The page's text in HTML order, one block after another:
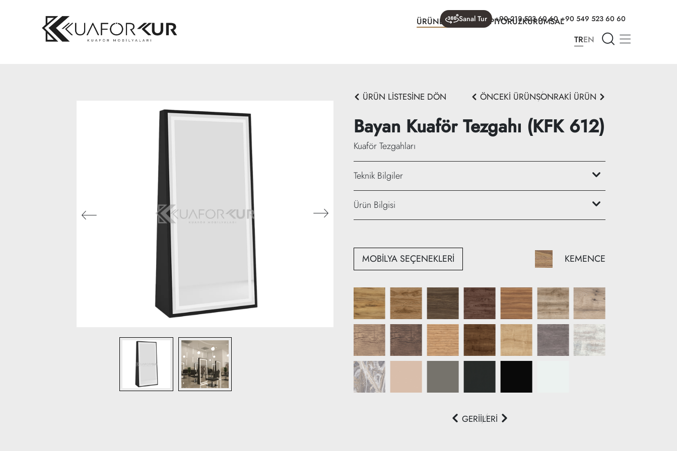
ÜRÜNLERNELER YAPIYORUZKURUMSAL
Sanal Tur +90 212 523 60 60 +90 549 523 60 60
TREN
ÜRÜN LİSTESİNE DÖN ÖNCEKİ ÜRÜNSONRAKİ ÜRÜN
Bayan Kuaför Tezgahı (KFK 612)
Kuaför Tezgahları
Teknik Bilgiler
Genişlik: 90 cm
Ürün Bilgisi
MOBİLYA SEÇENEKLERİ KEMENCE
GERİİLERİ